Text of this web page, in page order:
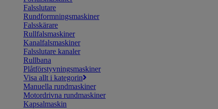
Falsslutare
Rundformningsmaskiner
Falsskärare
Rullfalsmaskiner
Kanalfalsmaskiner
Falsslutare kanaler
Rullbana
Plåtförstyvningsmaskiner
Visa allt i kategorin
Manuella rundmaskiner
Motordrivna rundmaskiner
Kapsalmaskin